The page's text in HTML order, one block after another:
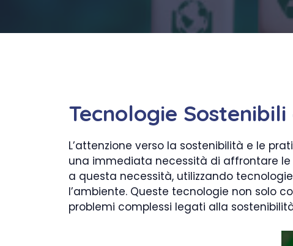
Tecnologie Sostenibili
L’attenzione verso la sostenibilità e le
una immediata necessità di affrontare le
a questa necessità, utilizzando
l’ambiente. Queste tecnologie non solo
problemi complessi legati alla